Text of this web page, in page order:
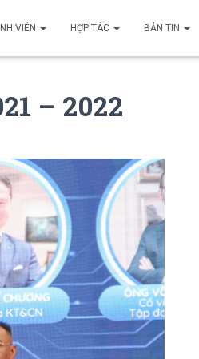
VIÊN HỢP TÁC BẢN TIN
– 2022